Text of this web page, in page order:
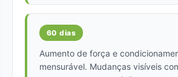
60 dias
Aumento de força e
mensurável. Mudanças visíveis